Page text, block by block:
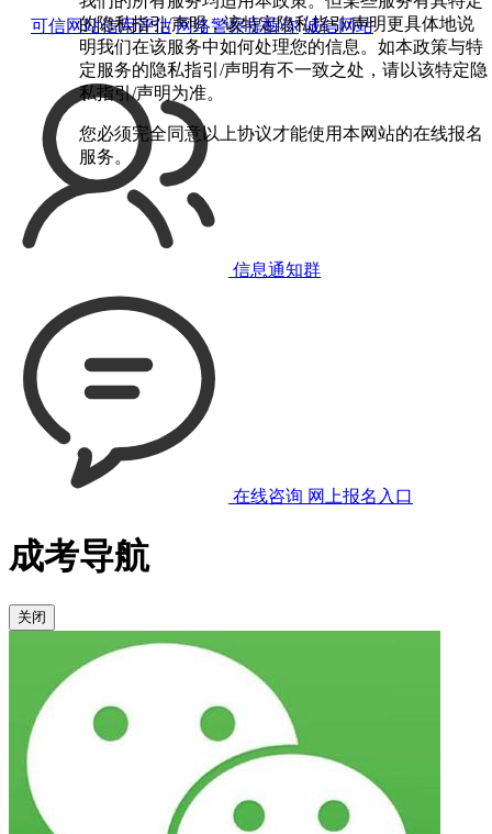
的隐私指引/声明，该特定隐私指引/声明更具体地说
明我们在该服务中如何处理您的信息。如本政策与特
定服务的隐私指引/声明有不一致之处，请以该特定隐
私指引/声明为准。
您必须完全同意以上协议才能使用本网站的在线报名
服务。
可信网站信用评估 网络警察提醒你 诚信网站
信息通知群
在线咨询 网上报名入口
成考导航
关闭